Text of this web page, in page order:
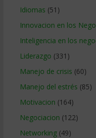
Idiomas (51)
Innovacion en los
Inteligencia en los
Liderazgo (331)
Manejo de crisis (60)
Manejo del estrés (85)
Motivacion (164)
Negociacion (122)
Networking(49)